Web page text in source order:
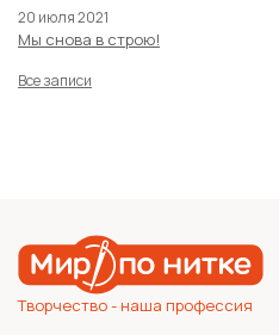
20 июля 2021
Мы снова в строю!
Все записи
Творчество - наша профессия